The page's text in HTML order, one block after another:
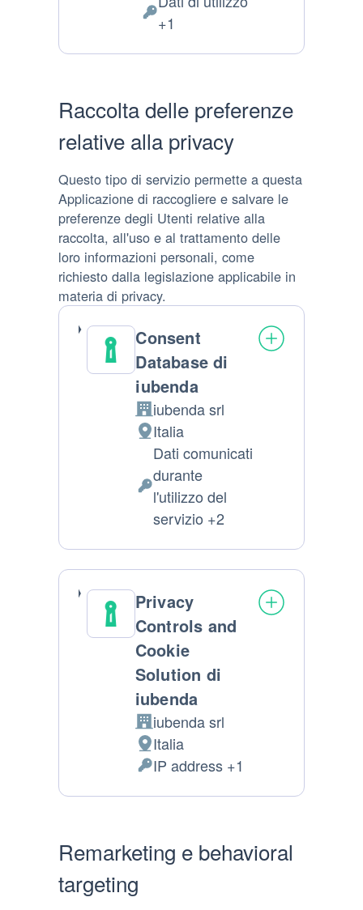
Dati Personali trattati:
+1
Raccolta delle preferenze
relative alla privacy
Questo tipo di servizio permette a questa
Applicazione di raccogliere e salvare le
preferenze degli Utenti relative alla
raccolta, all'uso e al trattamento delle
loro informazioni personali, come
richiesto dalla legislazione applicabile in
materia di privacy.
Consent
Database di
iubenda
Azienda:
iubenda srl
Luogo del trattamento:
Italia
Dati Personali trattati:
Dati comunicati
durante
l'utilizzo del
servizio +2
Privacy
Controls and
Cookie
Solution di
iubenda
Azienda:
iubenda srl
Luogo del trattamento:
Italia
Dati Personali trattati:
IP address +1
Remarketing e behavioral
targeting